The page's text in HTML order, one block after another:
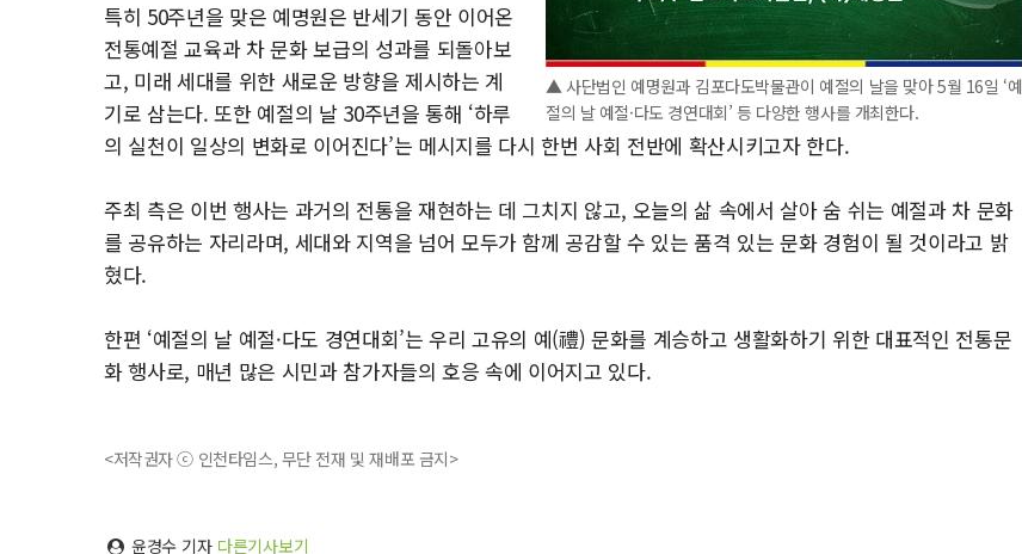
▲ 사단법인 예명원과 김포다도박물관이 예절의 날을 맞아 5월 16일 ‘예
절의 날 예절·다도 경연대회’ 등 다양한 행사를 개최한다.
특히 50주년을 맞은 예명원은 반세기 동안 이어온
전통예절 교육과 차 문화 보급의 성과를 되돌아보
고, 미래 세대를 위한 새로운 방향을 제시하는 계
기로 삼는다. 또한 예절의 날 30주년을 통해 ‘하루
의 실천이 일상의 변화로 이어진다’는 메시지를 다시 한번 사회 전반에 확산시키고자 한다.
주최 측은 이번 행사는 과거의 전통을 재현하는 데 그치지 않고, 오늘의 삶 속에서 살아 숨 쉬는 예절과 차 문화
를 공유하는 자리라며, 세대와 지역을 넘어 모두가 함께 공감할 수 있는 품격 있는 문화 경험이 될 것이라고 밝
혔다.
한편 ‘예절의 날 예절·다도 경연대회’는 우리 고유의 예(禮) 문화를 계승하고 생활화하기 위한 대표적인 전통문
화 행사로, 매년 많은 시민과 참가자들의 호응 속에 이어지고 있다.
<저작권자 ⓒ 인천타임스, 무단 전재 및 재배포 금지>
윤경수 기자 다른기사보기